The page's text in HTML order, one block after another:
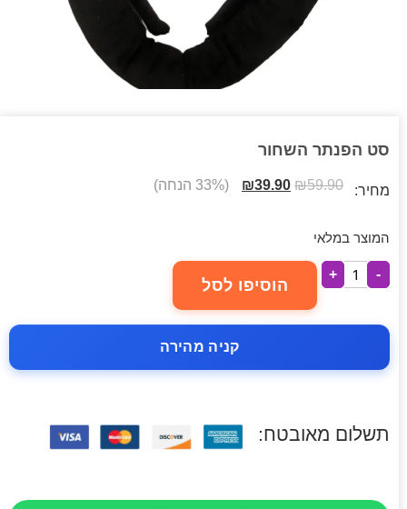
סט הפנתר השחור
מחיר: ₪59.90
₪39.90 (33% הנחה)
המוצר במלאי
-
+
הוסיפו לסל
קניה מהירה
תשלום מאובטח: